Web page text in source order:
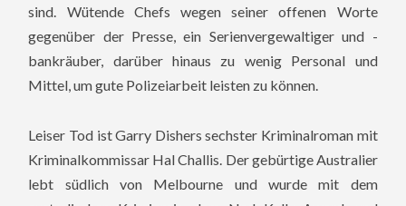
sind. Wütende Chefs wegen seiner offenen Worte
gegenüber der Presse, ein Serienvergewaltiger und -
bankräuber, darüber hinaus zu wenig Personal und
Mittel, um gute Polizeiarbeit leisten zu können.
Leiser Tod ist Garry Dishers sechster Kriminalroman mit
Kriminalkommissar Hal Challis. Der gebürtige Australier
lebt südlich von Melbourne und wurde mit dem